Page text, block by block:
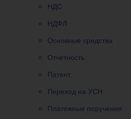
НДС
НДФЛ
Основные средства
Отчетность
Патент
Переход на УСН
Платежные поручения